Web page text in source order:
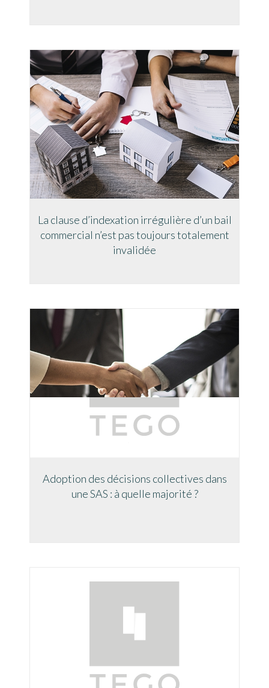
La clause d’indexation irrégulière d’un bail
commercial n’est pas toujours totalement
invalidée
Adoption des décisions collectives dans
une SAS : à quelle majorité ?